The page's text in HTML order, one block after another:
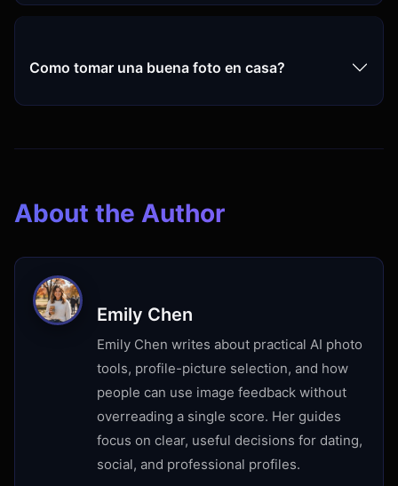
Como tomar una buena foto en casa?
About the Author
Emily Chen
Emily Chen writes about practical AI photo
tools, profile-picture selection, and how
people can use image feedback without
overreading a single score. Her guides
focus on clear, useful decisions for dating,
social, and professional profiles.